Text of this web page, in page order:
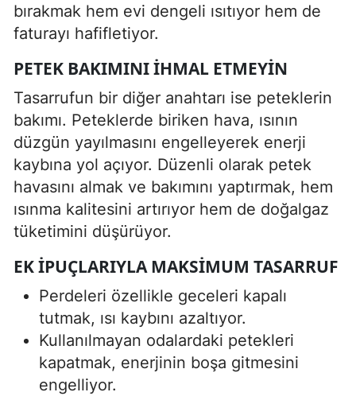
bırakmak hem evi dengeli ısıtıyor hem de
faturayı hafifletiyor.
PETEK BAKIMINI IHMAL ETMEYIN
Tasarrufun bir diğer anahtarı ise peteklerin
bakımı. Peteklerde biriken hava, ısının
düzgün yayılmasını engelleyerek enerji
kaybına yol açıyor. Düzenli olarak petek
havasını almak ve bakımını yaptırmak, hem
ısınma kalitesini artırıyor hem de doğalgaz
tüketimini düşürüyor.
EK IPUÇLARIYLA MAKSIMUM TASARRUF
Perdeleri özellikle geceleri kapalı
tutmak, ısı kaybını azaltıyor.
Kullanılmayan odalardaki petekleri
kapatmak, enerjinin boşa gitmesini
engelliyor.